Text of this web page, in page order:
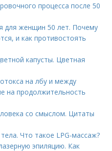
процесса после 50
для женщин 50 лет. Почему
и как противостоять
капусты. Цветная
на лбу и между
на продолжительность
со смыслом. Цитаты
Что такое LPG-массаж?
эпиляцию. Как